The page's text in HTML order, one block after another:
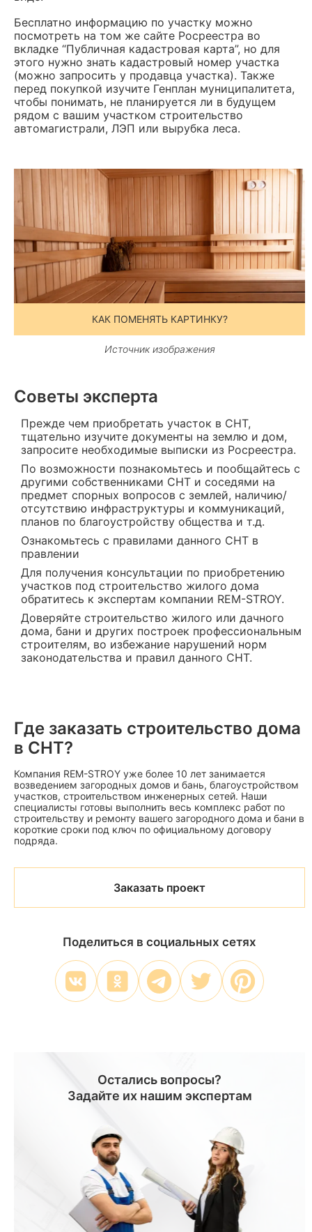
Бесплатно информацию по участку можно
посмотреть на том же сайте Росреестра во
вкладке “Публичная кадастровая карта”, но для
этого нужно знать кадастровый номер участка
(можно запросить у продавца участка). Также
перед покупкой изучите Генплан муниципалитета,
чтобы понимать, не планируется ли в будущем
рядом с вашим участком строительство
автомагистрали, ЛЭП или вырубка леса.
КАК ПОМЕНЯТЬ КАРТИНКУ?
Источник изображения
Советы эксперта
Прежде чем приобретать участок в СНТ,
тщательно изучите документы на землю и дом,
запросите необходимые выписки из Росреестра.
По возможности познакомьтесь и пообщайтесь с
другими собственниками СНТ и соседями на
предмет спорных вопросов с землей, наличию/
отсутствию инфраструктуры и коммуникаций,
планов по благоустройству общества и т.д.
Ознакомьтесь с правилами данного СНТ в
правлении
Для получения консультации по приобретению
участков под строительство жилого дома
обратитесь к экспертам компании REM-STROY.
Доверяйте строительство жилого или дачного
дома, бани и других построек профессиональным
строителям, во избежание нарушений норм
законодательства и правил данного СНТ.
Где заказать строительство дома
в СНТ?
Компания REM-STROY уже более 10 лет занимается
возведением загородных домов и бань, благоустройством
участков, строительством инженерных сетей. Наши
специалисты готовы выполнить весь комплекс работ по
строительству и ремонту вашего загородного дома и бани в
короткие сроки под ключ по официальному договору
подряда.
Заказать проект
Поделиться в социальных сетях
Остались вопросы?
Задайте их нашим экспертам